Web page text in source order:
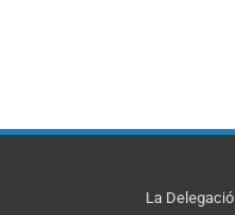
La Delegació